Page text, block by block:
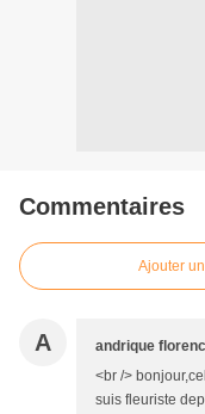
Commentaires
Ajouter
A andrique
<br />
suis fleuriste